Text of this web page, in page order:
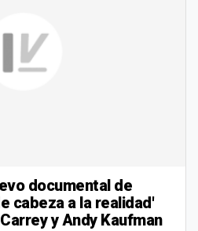
documental de
cabeza a la realidad'
y Andy Kaufman